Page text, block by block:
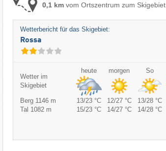
0,1 kmvom Ortszentrum zum Skigebiet
Wetterbericht für das Skigebiet:
Rossa
Wetter im
Skigebiet
heute morgen So
Berg 1146 m 13/23 °C 12/27 °C 13/28 °C
Tal 1082 m
15/23 °C 14/27 °C 14/28 °C